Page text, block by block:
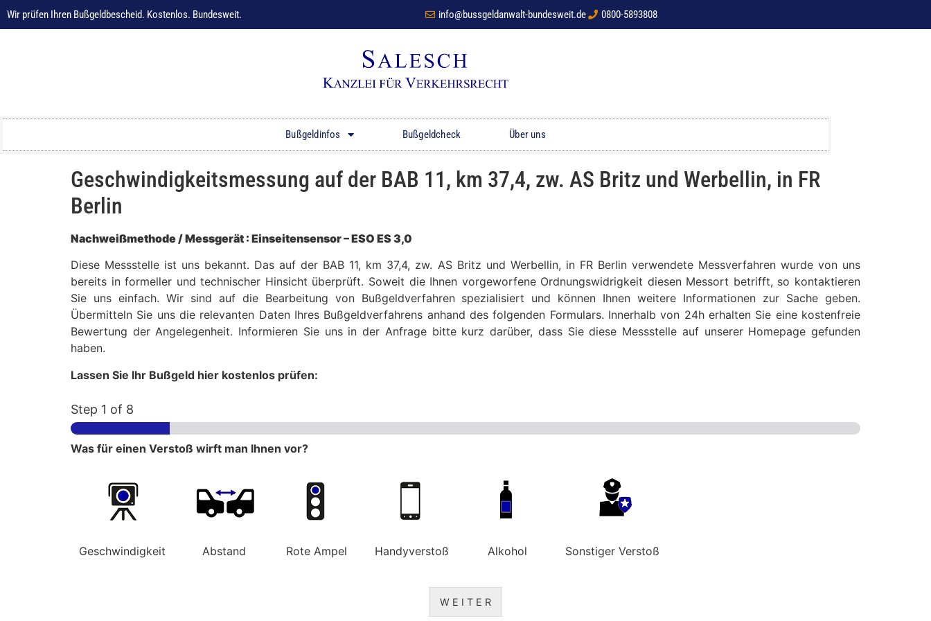
Wir prüfen Ihren Bußgeldbescheid. Kostenlos. Bundesweit. info@bussgeldanwalt-bundesweit.de 0800-5893808
Bußgeldinfos Bußgeldcheck Über uns
Geschwindigkeitsmessung auf der BAB 11, km 37,4, zw. AS Britz und Werbellin, in FR
Berlin
Nachweißmethode / Messgerät : Einseitensensor – ESO ES 3,0
Diese Messstelle ist uns bekannt. Das auf der BAB 11, km 37,4, zw. AS Britz und Werbellin, in FR Berlin verwendete Messverfahren wurde von uns
bereits in formeller und technischer Hinsicht überprüft. Soweit die Ihnen vorgeworfene Ordnungswidrigkeit diesen Messort betrifft, so kontaktieren
Sie uns einfach. Wir sind auf die Bearbeitung von Bußgeldverfahren spezialisiert und können Ihnen weitere Informationen zur Sache geben.
Übermitteln Sie uns die relevanten Daten Ihres Bußgeldverfahrens anhand des folgenden Formulars. Innerhalb von 24h erhalten Sie eine kostenfreie
Bewertung der Angelegenheit. Informieren Sie uns in der Anfrage bitte kurz darüber, dass Sie diese Messstelle auf unserer Homepage gefunden
haben.
Lassen Sie Ihr Bußgeld hier kostenlos prüfen:
Step 1 of 8
Was für einen Verstoß wirft man Ihnen vor?
Geschwindigkeit Abstand Rote Ampel Handyverstoß Alkohol Sonstiger Verstoß
W E I T E R